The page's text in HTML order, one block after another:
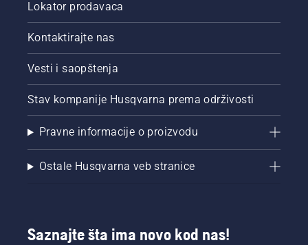
domaćinstvu.
Lokator prodavaca
Kontaktirajte nas
Vesti i saopštenja
Stav kompanije Husqvarna prema održivosti
Pravne informacije o proizvodu
Ostale Husqvarna veb stranice
Saznajte šta ima novo kod nas!